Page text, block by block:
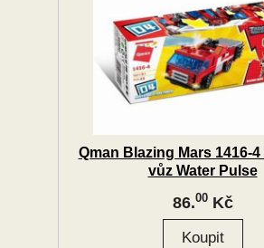
Qman Blazing Mars 1416-
vůz Water Pulse
86.00Kč